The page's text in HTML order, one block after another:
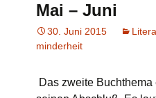
Mai – Juni
30. Juni 2015
minderheit
Das zweite